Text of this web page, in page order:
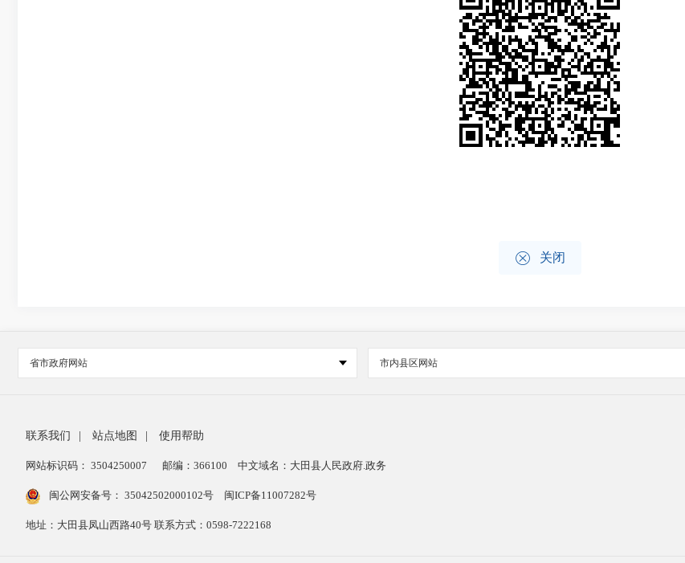
 关闭
省市政府网站 市内县区网站
联系我们 站点地图 使用帮助
网站标识码： 3504250007 邮编：366100 中文域名：大田县人民政府.政务
闽公网安备号： 35042502000102号 闽ICP备11007282号
地址：大田县凤山西路40号 联系方式：0598-7222168